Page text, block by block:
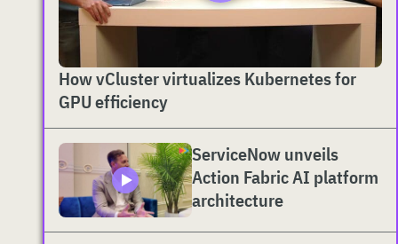
How vCluster virtualizes Kubernetes for
GPU efficiency
ServiceNow unveils
Action Fabric AI platform
architecture